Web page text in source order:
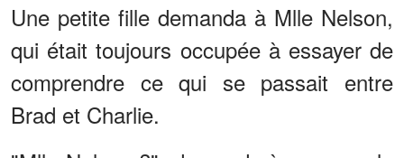
Une petite fille demanda à Mlle Nelson,
qui était toujours occupée à essayer de
comprendre ce qui se passait entre
Brad et Charlie.